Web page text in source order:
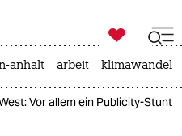
ich

taz zahl ich
anhalt arbeit klimawandel
Vor allem ein Publicity-Stunt